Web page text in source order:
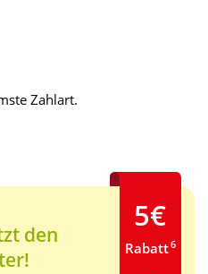
Zahlart.
den
5€
Rabatt6